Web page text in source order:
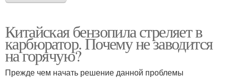
Китайская бензопила стреляет в
карбюратор. Почему не заводится
на горячую?
Прежде чем начать решение данной проблемы